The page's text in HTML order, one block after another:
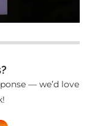
— we’d love